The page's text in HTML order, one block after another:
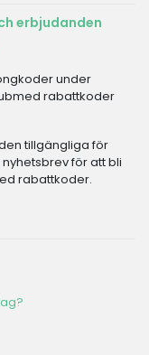
erbjudanden
under
rabattkoder
tillgängliga för
för att bli
rabattkoder.